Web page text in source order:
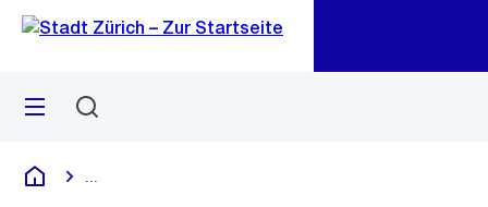
Navigation
Sprunglink
Menü
Deutsch